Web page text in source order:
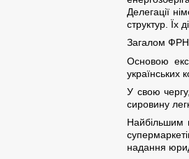
Делегації
структур. Їх
Загалом ФРН
Основою
українських
У свою
сировину
Найбільшим
надання